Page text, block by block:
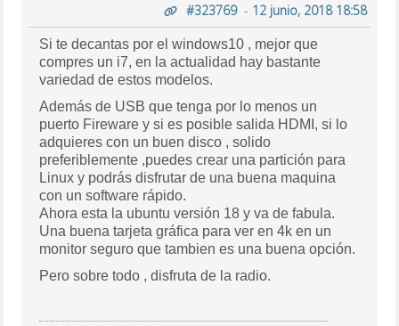
#323769- 12 junio, 2018 18:58
Si te decantas por el windows10 , mejor que
compres un i7, en la actualidad hay bastante
variedad de estos modelos.
Además de USB que tenga por lo menos un
puerto Fireware y si es posible salida HDMI, si lo
adquieres con un buen disco , solido
preferiblemente ,puedes crear una partición para
Linux y podrás disfrutar de una buena maquina
con un software rápido.
Ahora esta la ubuntu versión 18 y va de fabula.
Una buena tarjeta gráfica para ver en 4k en un
monitor seguro que tambien es una buena opción.
Pero sobre todo , disfruta de la radio.